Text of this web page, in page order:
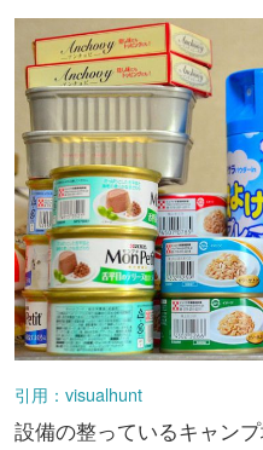
引用：visualhunt
設備の整っているキャン